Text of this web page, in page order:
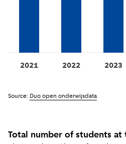
Total number of students at
2021 2022 2023
Source: Duo open onderwijsdata